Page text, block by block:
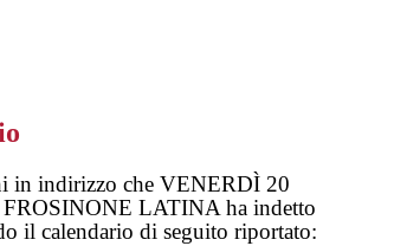
in indirizzo che VENERDÌ 20
LATINA ha indetto
il calendario di seguito riportato: